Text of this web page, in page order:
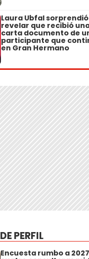
Laura Ubfal
revelar que recibió
carta documento de
participante que
en Gran Hermano
PERFIL
Encuesta rumbo a